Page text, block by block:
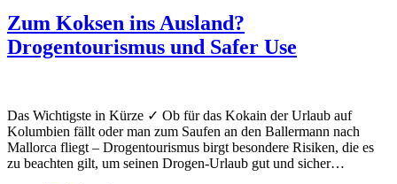
Zum Koksen ins Ausland?
Drogentourismus und Safer Use
Das Wichtigste in Kürze ✓ Ob für das Kokain der Urlaub auf
Kolumbien fällt oder man zum Saufen an den Ballermann nach
Mallorca fliegt – Drogentourismus birgt besondere Risiken, die es
zu beachten gilt, um seinen Drogen-Urlaub gut und sicher…